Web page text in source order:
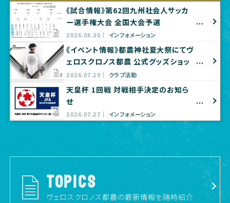
《試合情報》第62回九州社会人サッカ
ー選手権大会 全国大会予選
2026.08.30 インフォメーション
《イベント情報》都農神社夏大祭にてヴ
ェロスクロノス都農 公式グッズショッ
プ出店のお知らせ
2026.07.29 クラブ活動
天皇杯 1回戦 対戦相手決定のお知ら
せ
2026.07.27 インフォメーション
TOPICS
ヴェロスクロノス都農の最新情報を随時紹介